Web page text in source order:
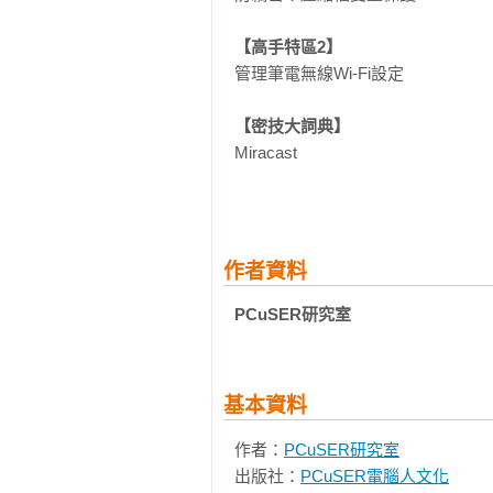
【高手特區2】
管理筆電無線Wi-Fi設定
【密技大詞典】
Miracast
作者資料
PCuSER研究室
基本資料
作者： PCuSER研究室
出版社： PCuSER電腦人文化